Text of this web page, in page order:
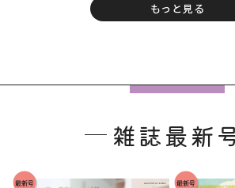
もっと見る
雑誌最新
最新号 最新号